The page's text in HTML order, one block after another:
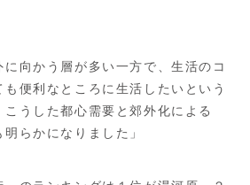
向かう層が多い一方で、生活のコ
便利なところに生活したいという
うした都心需要と郊外化による
明らかになりました」